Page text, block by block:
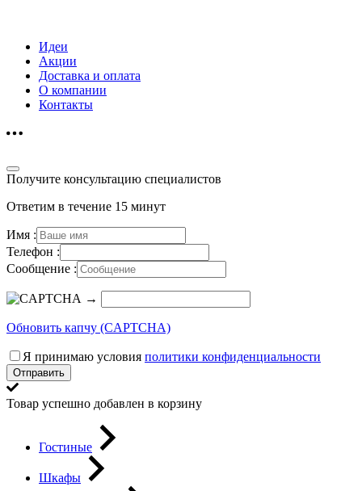
Идеи
Акции
Доставка и оплата
О компании
Контакты
Получите консультацию специалистов
Ответим в течение 15 минут
Имя :
Телефон :
Сообщение :
→
Обновить капчу (CAPTCHA)
Я принимаю условия политики конфиденциальности
Отправить
Товар успешно добавлен в корзину
Гостиные
Шкафы